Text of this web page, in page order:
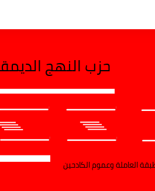
حزب النهج
العاملة وعموم الكادحين